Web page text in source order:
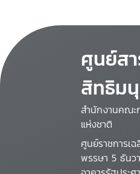
ศูนย์ส
สิทธิม
สำนักงานคณะ
แห่งชาติ
ศูนย์ราชการเ
พรรษา 5 ธันว